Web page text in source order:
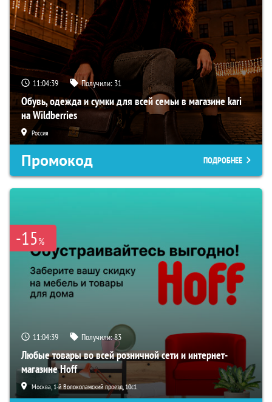
11:04:39 Получили: 31
Обувь, одежда и сумки для всей семьи в магазине kari
на Wildberries
Россия
Промокод ПОДРОБНЕЕ
-15%
11:04:39 Получили:83
Любые товары во всей розничной сети и интернет-
магазине Hoff
Москва, 1-й Волоколамский проезд, 10с1